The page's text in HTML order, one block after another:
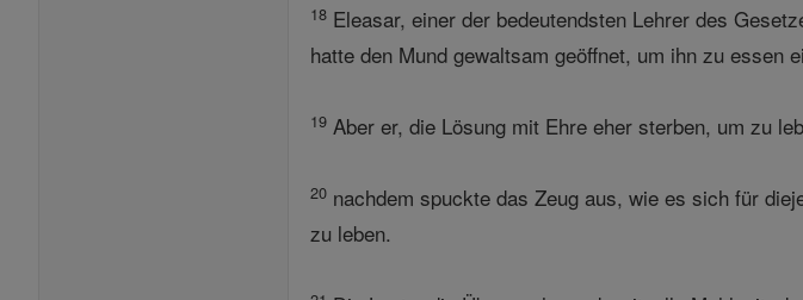
18 Eleasar, einer der bedeutendsten Lehrer des
hatte den Mund gewaltsam geöffnet, um ihn zu essen
19 Aber er, die Lösung mit Ehre eher sterben, um zu
20 nachdem spuckte das Zeug aus, wie es sich für
zu leben.